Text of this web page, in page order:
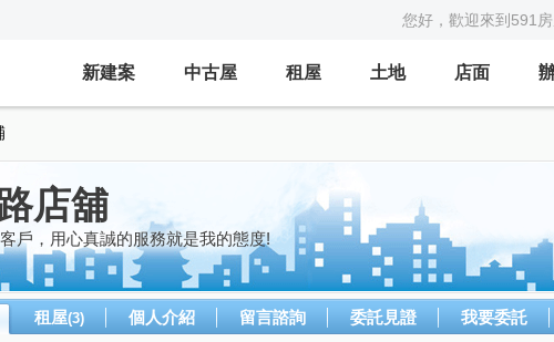
您好，歡迎來到591
新建案 中古屋 租屋 土地 店面
店舖
戶，用心真誠的服務就是我的態度!
租屋(3) 個人介紹 留言諮詢 委託見證 我要委託